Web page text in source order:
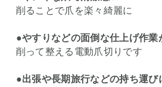
削ることで爪を楽々綺麗に
●やすりなどの面倒な仕上げ作業
削って整える電動爪切りです
●出張や長期旅行などの持ち運び